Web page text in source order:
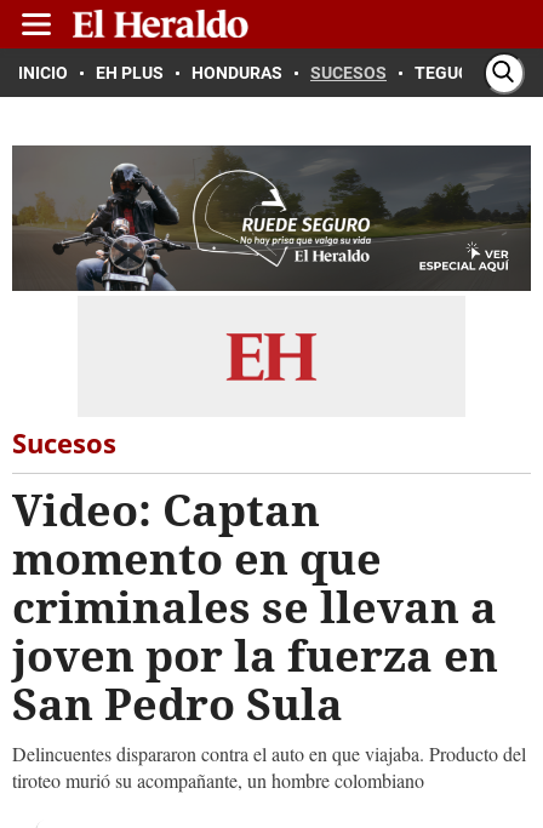
INICIO EH PLUS HONDURAS SUCESOS TEGUCIGALPA
Sucesos
Video: Captan
momento en que
criminales se llevan a
joven por la fuerza en
San Pedro Sula
Delincuentes dispararon contra el auto en que viajaba. Producto del
tiroteo murió su acompañante, un hombre colombiano